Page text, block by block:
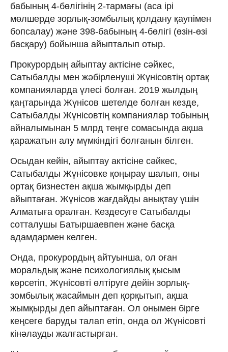
бабының 4-бөлігінің 2-тармағы (аса ірі
мөлшерде зорлық-зомбылық қолдану қаупімен
бопсалау) және 398-бабының 4-бөлігі (өзін-өзі
басқару) бойынша айыпталып отыр.
Прокурордың айыптау актісіне сәйкес,
Сатыбалды мен жәбірленуші Жүнісовтің ортақ
компанияларда үлесі болған. 2019 жылдың
қаңтарында Жүнісов шетелде болған кезде,
Сатыбалды Жүнісовтің компаниялар тобының
айналымынан 5 млрд теңге сомасында ақша
қаражатын алу мүмкіндігі болғанын білген.
Осыдан кейін, айыптау актісіне сәйкес,
Сатыбалды Жүнісовке қоңырау шалып, оны
ортақ бизнестен ақша жымқырды деп
айыптаған. Жүнісов жағдайды анықтау үшін
Алматыға оралған. Кездесуге Сатыбалды
сотталушы Батыршаевпен және басқа
адамдармен келген.
Онда, прокурордың айтуынша, ол оған
моральдық және психологиялық қысым
көрсетіп, Жүнісовті өлтіруге дейін зорлық-
зомбылық жасаймын деп қорқытып, ақша
жымқырды деп айыптаған. Ол онымен бірге
кеңсеге баруды талап етіп, онда ол Жүнісовті
кінәлауды жалғастырған.